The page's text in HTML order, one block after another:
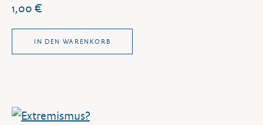
1,00 €
IN DEN WARENKORB